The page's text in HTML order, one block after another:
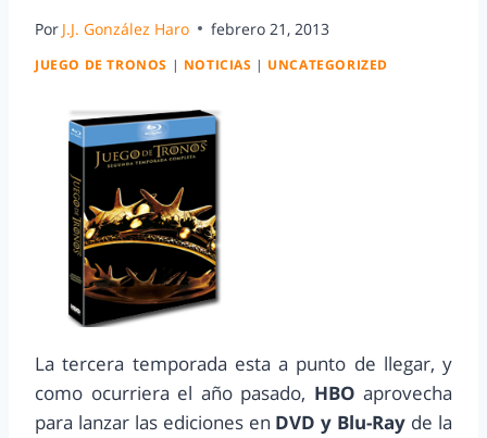
Por J.J. González Haro febrero 21, 2013
JUEGO DE TRONOS | NOTICIAS | UNCATEGORIZED
La tercera temporada esta a punto de llegar, y
como ocurriera el año pasado, HBO aprovecha
para lanzar las ediciones en DVD y Blu-Ray de la